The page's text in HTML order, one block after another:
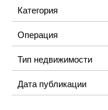
Категория
Операция
Тип недвижимости
Дата публикации